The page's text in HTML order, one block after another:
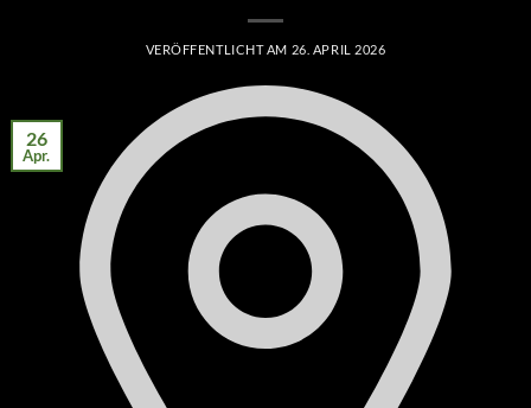
VERÖFFENTLICHT AM 26. APRIL 2026
26
Apr.